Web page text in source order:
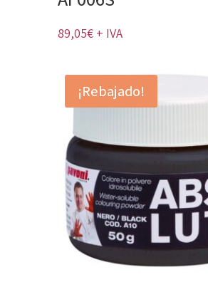
89,05€ + IVA
¡Rebajado!